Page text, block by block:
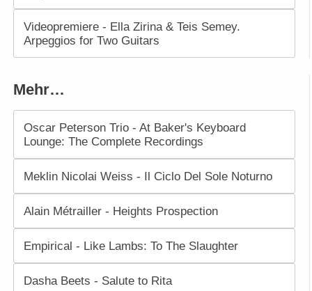
Videopremiere - Ella Zirina & Teis Semey.
Arpeggios for Two Guitars
Mehr…
Oscar Peterson Trio - At Baker's Keyboard
Lounge: The Complete Recordings
Meklin Nicolai Weiss - Il Ciclo Del Sole Noturno
Alain Métrailler - Heights Prospection
Empirical - Like Lambs: To The Slaughter
Dasha Beets - Salute to Rita